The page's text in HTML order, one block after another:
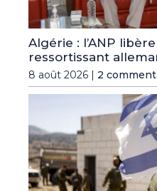
Algérie : l’ANP
ressortissant
8 août 2026 | 2